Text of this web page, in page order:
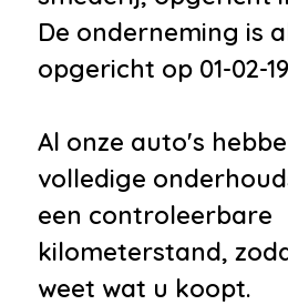
De onderneming is
opgericht op 01-02-
Al onze auto's
volledige
een controleerbare
kilometerstand,
weet wat u koopt.